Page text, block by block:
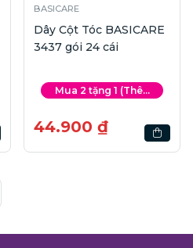
BASICARE
Dây Cột Tóc BASICARE
3437 gói 24 cái
Mua 2 tặng 1 (Thê...
44.900 ₫